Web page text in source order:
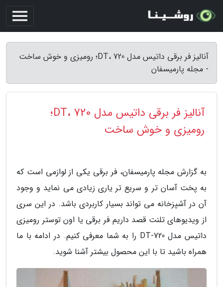
آنالیز فر برقی داتیس مدل DT، 720؛ رومیزی و خوش ساخت
- مجله پارمیسفان
آنالیز فر برقی داتیس مدل DT، 720؛
رومیزی و خوش ساخت
به گزارش مجله پارمیسفان، فر برقی یکی از لوازمی است که
به پخت آسان تر و سریع تر یاری زیادی می نماید و وجود
آن در آشپزخانه می تواند بسیار کاربردی باشد. در این سری
از ویدیوهای تلنت قصد داریم فر برقی یا اون توستر رومیزی
داتیس مدل DT-720 را به شما معرفی کنیم. در ادامه با ما
همراه باشید تا با این محصول بیشتر آشنا شوید.